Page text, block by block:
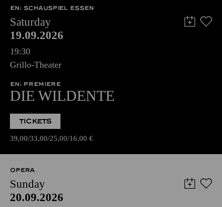
EN: SCHAUSPIEL ESSEN
Saturday
19.09.2026
19:30
Grillo-Theater
EN: PREMIERE
DIE WILDENTE
TICKETS
39,00 33,00 25,00 16,00 €
OPERA
Sunday
20.09.2026